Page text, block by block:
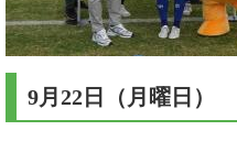
9月22日（月曜日）​